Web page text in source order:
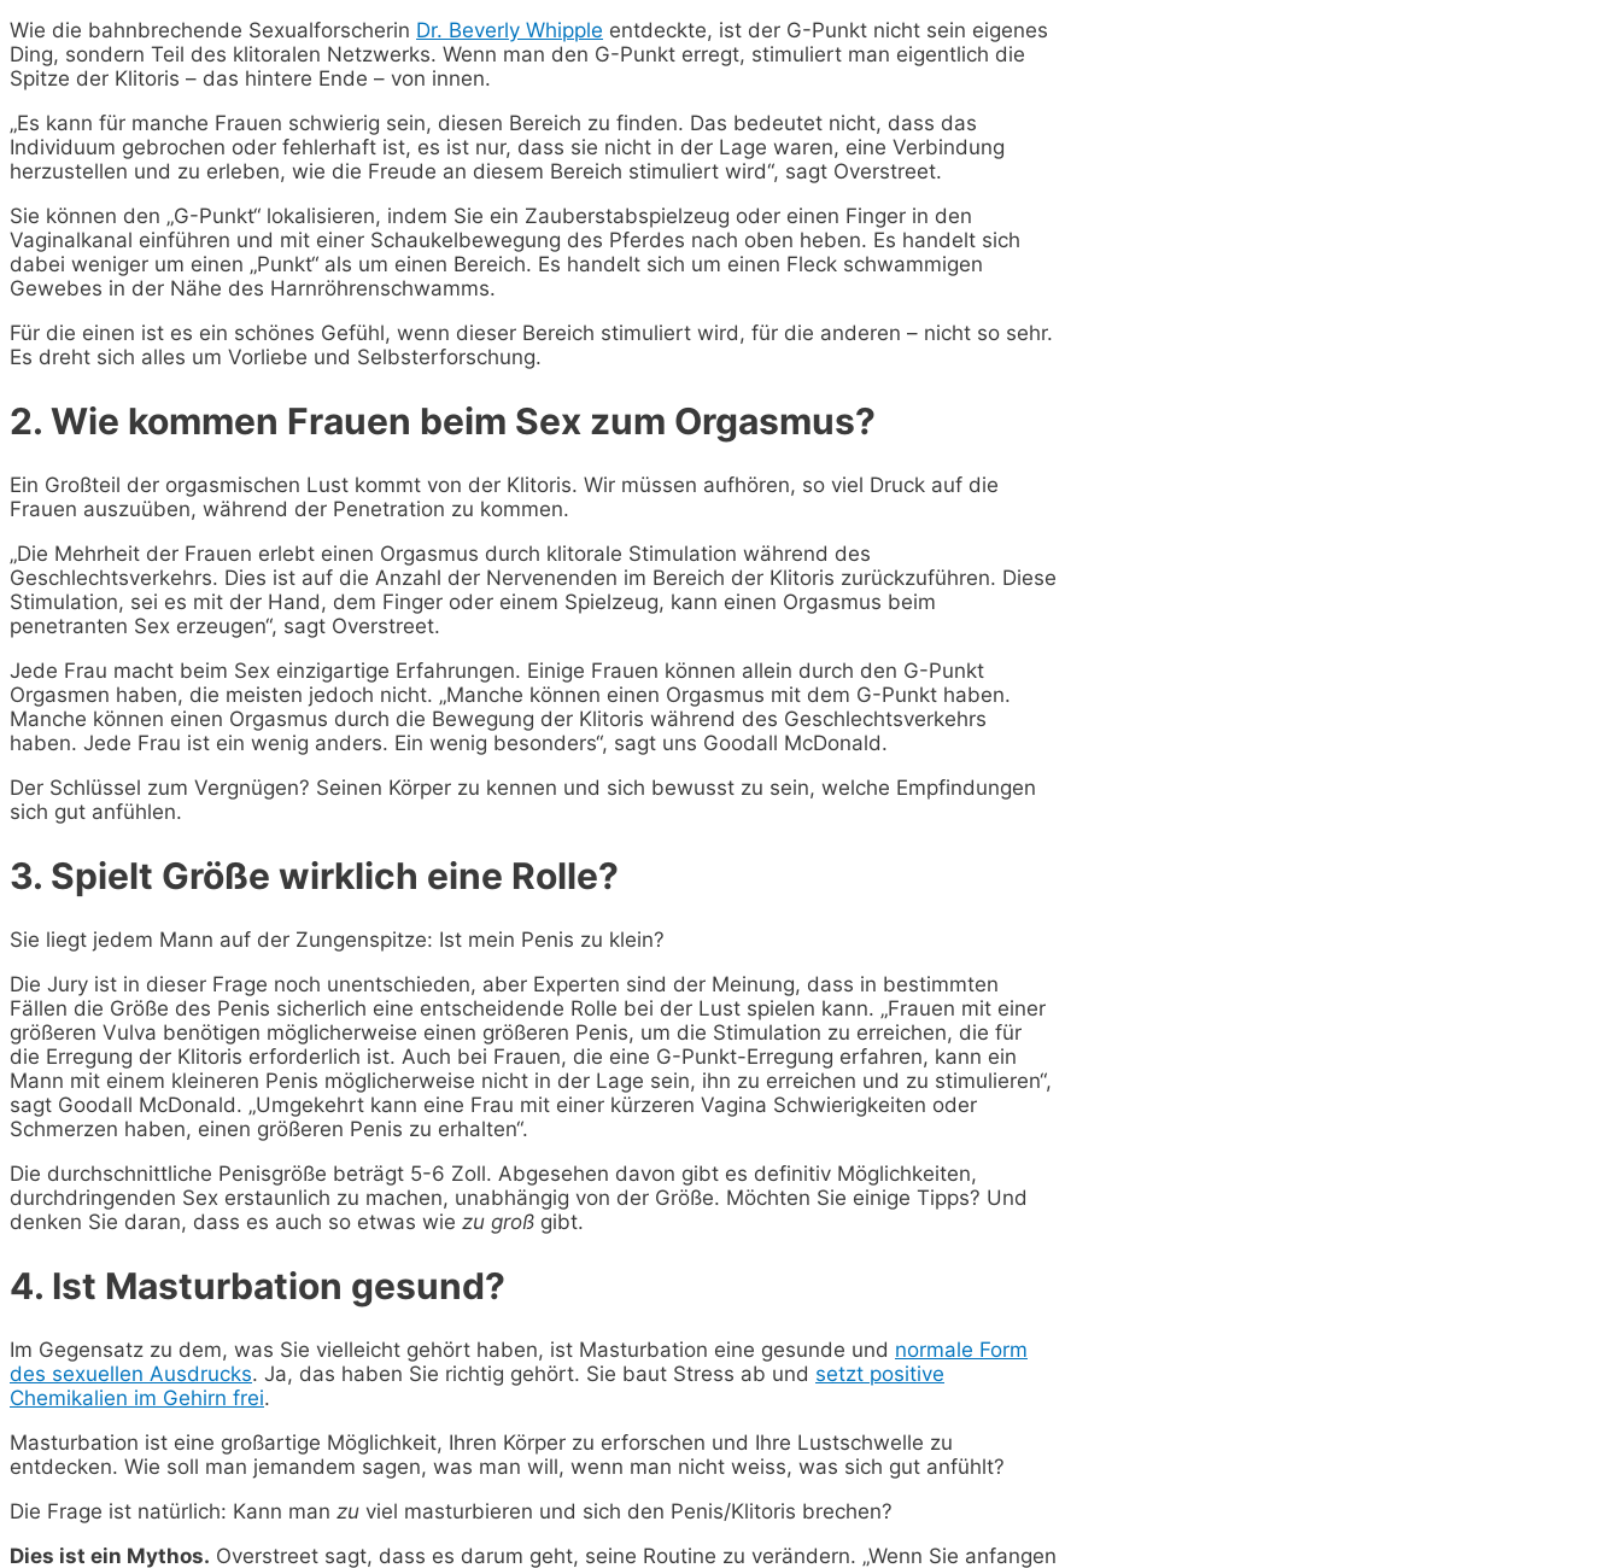
Wie die bahnbrechende Sexualforscherin Dr. Beverly Whipple entdeckte, ist der G-Punkt nicht sein eigenes
Ding, sondern Teil des klitoralen Netzwerks. Wenn man den G-Punkt erregt, stimuliert man eigentlich die
Spitze der Klitoris – das hintere Ende – von innen.
„Es kann für manche Frauen schwierig sein, diesen Bereich zu finden. Das bedeutet nicht, dass das
Individuum gebrochen oder fehlerhaft ist, es ist nur, dass sie nicht in der Lage waren, eine Verbindung
herzustellen und zu erleben, wie die Freude an diesem Bereich stimuliert wird“, sagt Overstreet.
Sie können den „G-Punkt“ lokalisieren, indem Sie ein Zauberstabspielzeug oder einen Finger in den
Vaginalkanal einführen und mit einer Schaukelbewegung des Pferdes nach oben heben. Es handelt sich
dabei weniger um einen „Punkt“ als um einen Bereich. Es handelt sich um einen Fleck schwammigen
Gewebes in der Nähe des Harnröhrenschwamms.
Für die einen ist es ein schönes Gefühl, wenn dieser Bereich stimuliert wird, für die anderen – nicht so sehr.
Es dreht sich alles um Vorliebe und Selbsterforschung.
2. Wie kommen Frauen beim Sex zum Orgasmus?
Ein Großteil der orgasmischen Lust kommt von der Klitoris. Wir müssen aufhören, so viel Druck auf die
Frauen auszuüben, während der Penetration zu kommen.
„Die Mehrheit der Frauen erlebt einen Orgasmus durch klitorale Stimulation während des
Geschlechtsverkehrs. Dies ist auf die Anzahl der Nervenenden im Bereich der Klitoris zurückzuführen. Diese
Stimulation, sei es mit der Hand, dem Finger oder einem Spielzeug, kann einen Orgasmus beim
penetranten Sex erzeugen“, sagt Overstreet.
Jede Frau macht beim Sex einzigartige Erfahrungen. Einige Frauen können allein durch den G-Punkt
Orgasmen haben, die meisten jedoch nicht. „Manche können einen Orgasmus mit dem G-Punkt haben.
Manche können einen Orgasmus durch die Bewegung der Klitoris während des Geschlechtsverkehrs
haben. Jede Frau ist ein wenig anders. Ein wenig besonders“, sagt uns Goodall McDonald.
Der Schlüssel zum Vergnügen? Seinen Körper zu kennen und sich bewusst zu sein, welche Empfindungen
sich gut anfühlen.
3. Spielt Größe wirklich eine Rolle?
Sie liegt jedem Mann auf der Zungenspitze: Ist mein Penis zu klein?
Die Jury ist in dieser Frage noch unentschieden, aber Experten sind der Meinung, dass in bestimmten
Fällen die Größe des Penis sicherlich eine entscheidende Rolle bei der Lust spielen kann. „Frauen mit einer
größeren Vulva benötigen möglicherweise einen größeren Penis, um die Stimulation zu erreichen, die für
die Erregung der Klitoris erforderlich ist. Auch bei Frauen, die eine G-Punkt-Erregung erfahren, kann ein
Mann mit einem kleineren Penis möglicherweise nicht in der Lage sein, ihn zu erreichen und zu stimulieren“,
sagt Goodall McDonald. „Umgekehrt kann eine Frau mit einer kürzeren Vagina Schwierigkeiten oder
Schmerzen haben, einen größeren Penis zu erhalten“.
Die durchschnittliche Penisgröße beträgt 5-6 Zoll. Abgesehen davon gibt es definitiv Möglichkeiten,
durchdringenden Sex erstaunlich zu machen, unabhängig von der Größe. Möchten Sie einige Tipps? Und
denken Sie daran, dass es auch so etwas wie zu groß gibt.
4. Ist Masturbation gesund?
Im Gegensatz zu dem, was Sie vielleicht gehört haben, ist Masturbation eine gesunde und normale Form
des sexuellen Ausdrucks. Ja, das haben Sie richtig gehört. Sie baut Stress ab und setzt positive
Chemikalien im Gehirn frei.
Masturbation ist eine großartige Möglichkeit, Ihren Körper zu erforschen und Ihre Lustschwelle zu
entdecken. Wie soll man jemandem sagen, was man will, wenn man nicht weiss, was sich gut anfühlt?
Die Frage ist natürlich: Kann man zu viel masturbieren und sich den Penis/Klitoris brechen?
Dies ist ein Mythos. Overstreet sagt, dass es darum geht, seine Routine zu verändern. „Wenn Sie anfangen